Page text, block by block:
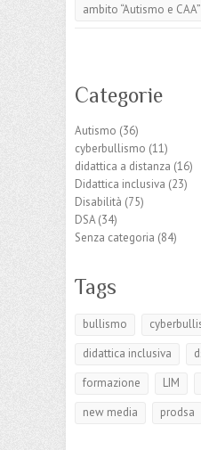
ambito “Autismo e CAA”
Categorie
Autismo (36)
cyberbullismo (11)
didattica a distanza (16)
Didattica inclusiva (23)
Disabilità (75)
DSA(34)
Senza categoria (84)
Tags
bullismo
didattica inclusiva
formazione
LIM
new media
prodsa